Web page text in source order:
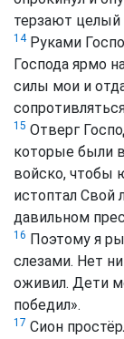
терзают целый
14 Руками
Господа ярмо
силы мои и
15 Отверг
которые были
войско, чтобы
истоптал Свой
давильном
16 Поэтому я
слезами. Нет
оживил. Дети
победил».
17 Сион